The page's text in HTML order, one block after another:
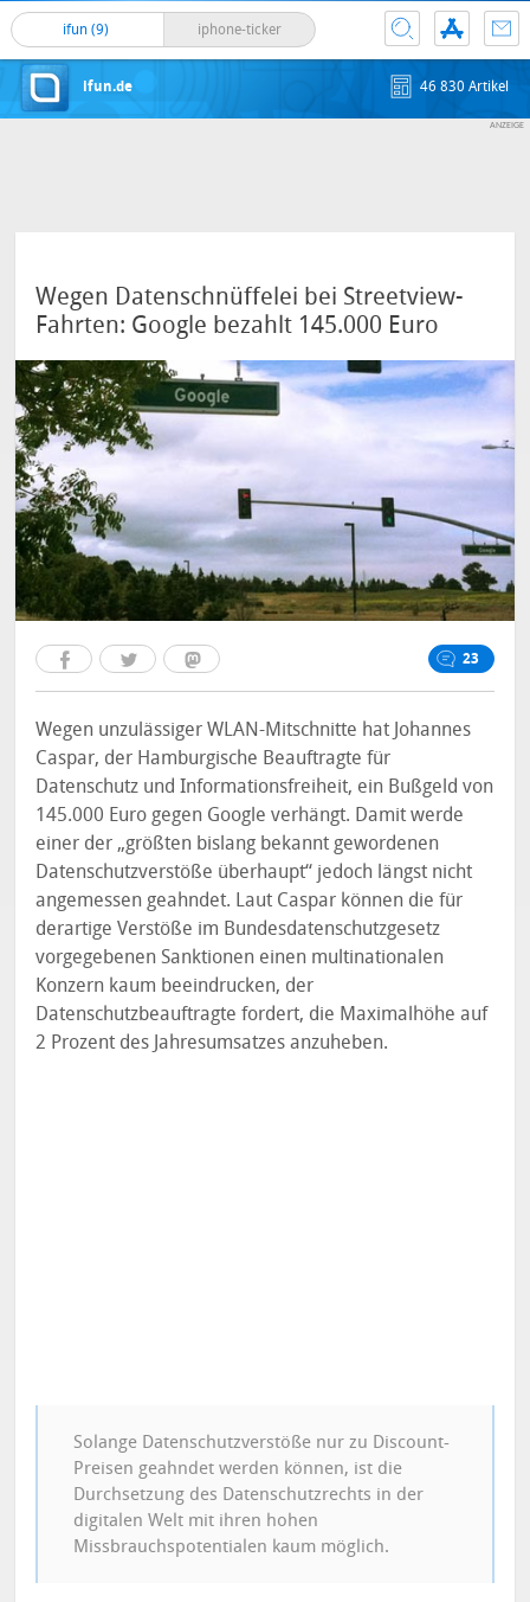
ifun (9) iphone-ticker
ifun.de 46 830 Artikel
Wegen Datenschnüffelei bei Streetview-
Fahrten: Google bezahlt 145.000 Euro
23
Wegen unzulässiger WLAN-Mitschnitte hat Johannes
Caspar, der Hamburgische Beauftragte für
Datenschutz und Informationsfreiheit, ein Bußgeld von
145.000 Euro gegen Google verhängt. Damit werde
einer der „größten bislang bekannt gewordenen
Datenschutzverstöße überhaupt“ jedoch längst nicht
angemessen geahndet. Laut Caspar können die für
derartige Verstöße im Bundesdatenschutzgesetz
vorgegebenen Sanktionen einen multinationalen
Konzern kaum beeindrucken, der
Datenschutzbeauftragte fordert, die Maximalhöhe auf
2 Prozent des Jahresumsatzes anzuheben.
Solange Datenschutzverstöße nur zu Discount-
Preisen geahndet werden können, ist die
Durchsetzung des Datenschutzrechts in der
digitalen Welt mit ihren hohen
Missbrauchspotentialen kaum möglich.